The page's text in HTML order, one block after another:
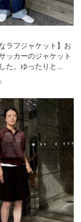
ラフジャケット】お
ッカーのジャケット
た。ゆったりと...